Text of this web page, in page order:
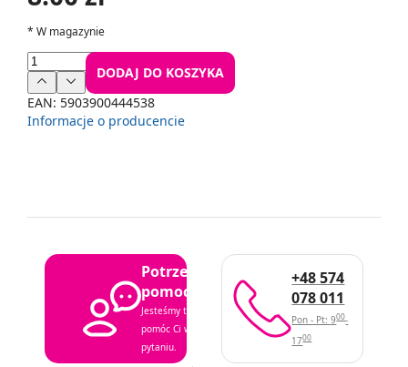
* W magazynie
DODAJ DO KOSZYKA
EAN: 5903900444538
Informacje o producencie
Potrzebujesz
pomocy?
Jesteśmy tutaj, aby
pomóc Ci w każdym
pytaniu.
+48 574
078 011
Pon - Pt: 900-
1700